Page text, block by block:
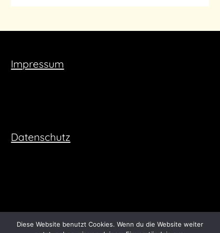
Impressum
Datenschutz
Diese Website benutzt Cookies. Wenn du die Website weiter